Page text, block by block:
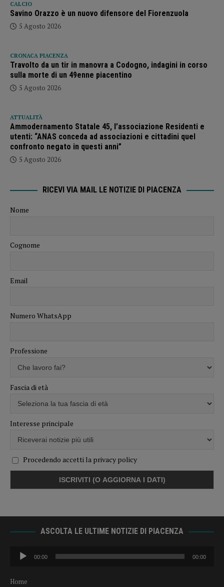
CALCIO
Savino Orazzo è un nuovo difensore del Fiorenzuola
5 Agosto 2026
CRONACA PIACENZA
Travolto da un tir in manovra a Codogno, indagini in corso
sulla morte di un 49enne piacentino
5 Agosto 2026
ATTUALITÀ
Ammodernamento Statale 45, l’associazione Residenti e
utenti: “ANAS conceda ad associazioni e cittadini quel
confronto negato in questi anni”
5 Agosto 2026
RICEVI VIA MAIL LE NOTIZIE DI PIACENZA
Nome
Cognome
Email
Numero WhatsApp
Professione
Fascia di età
Interesse principale
Procedendo accetti la privacy policy
ASCOLTA LE ULTIME NOTIZIE DI PIACENZA
Audio
Player
00:00 00:00
Home